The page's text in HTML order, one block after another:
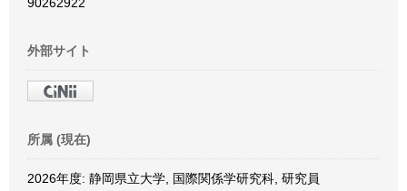
外部サイト
所属 (現在)
2026年度: 静岡県立大学, 国際関係学研究科, 研究員